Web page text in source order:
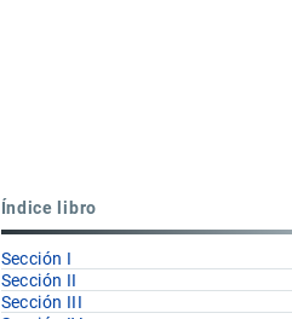
Índice libro
Sección I
Sección II
Sección III